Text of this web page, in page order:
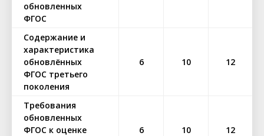
обновленных
ФГОС
Содержание и
характеристика
обновлённых
ФГОС третьего
поколения
6 10 12
Требования
обновленных
ФГОС к оценке
6 10 12